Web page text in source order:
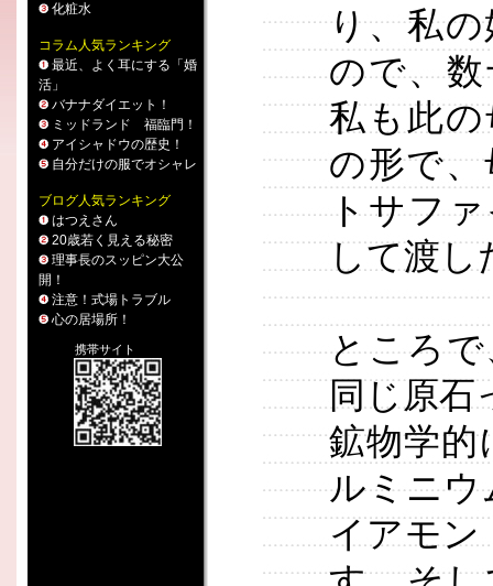
化粧水
コラム人気ランキング
最近、よく耳にする「婚
活」
バナナダイエット！
ミッドランド 福臨門！
アイシャドウの歴史！
自分だけの服でオシャレ
ブログ人気ランキング
はつえさん
20歳若く見える秘密
理事長のスッピン大公
開！
注意！式場トラブル
心の居場所！
携帯サイト
り、私
ので、
私も此
の形で
トサフ
して渡し
ところ
同じ原石
鉱物学的
ルミニウ
イアモン